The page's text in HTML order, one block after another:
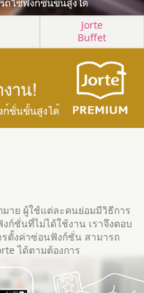
Jorte
Buffet
าย ผู้ใช้แต่ละคนย่อมมีวิธีการ
ก์ชั่นที่ไม่ได้ใช้งาน เราจึงตอบ
รตั้งค่าซ่อนฟังก์ชั่น สามารถ
ได้ตามต้องการ